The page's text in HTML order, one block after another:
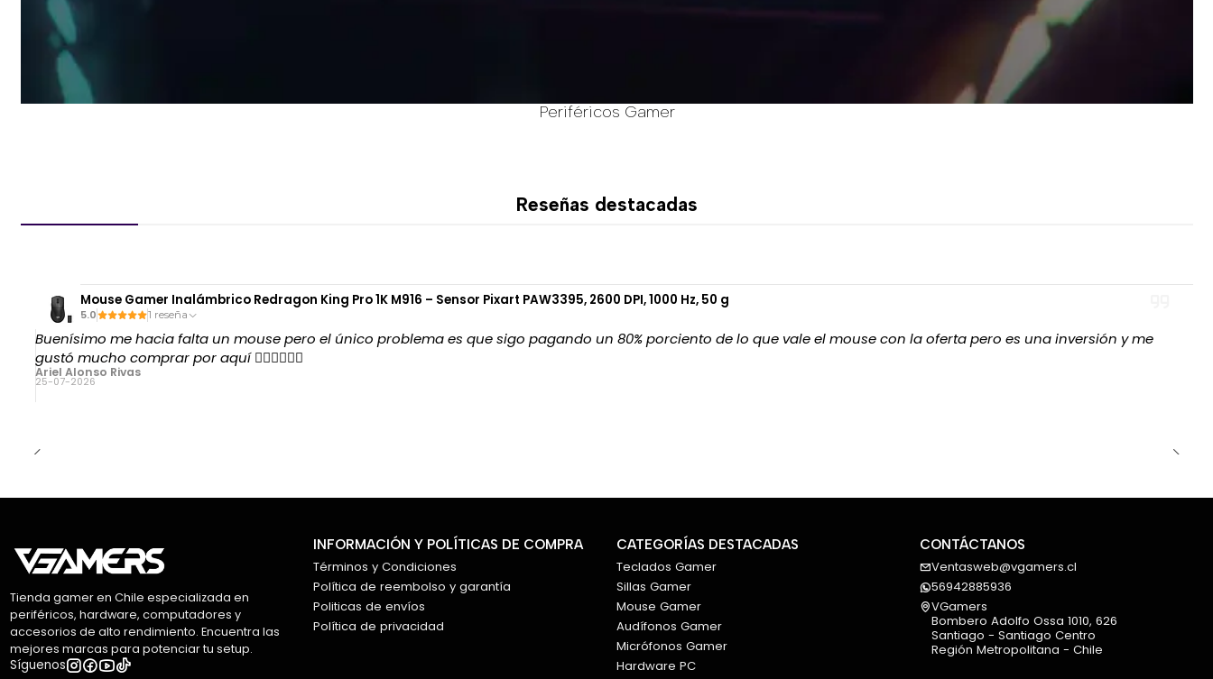
Periféricos Gamer
Reseñas destacadas
Mouse Gamer Inalámbrico Redragon King Pro 1K M916 – Sensor Pixart PAW3395, 2600 DPI, 1000 Hz, 50 g
5.0 1 reseña
Buenísimo me hacia falta un mouse pero el único problema es que sigo pagando un 80% porciento de lo que vale el mouse con la oferta pero es una inversión y me
gustó mucho comprar por aquí 👌🏻👌🏻👌🏻
Ariel Alonso Rivas
25-07-2026
Tienda gamer en Chile especializada en
periféricos, hardware, computadores y
accesorios de alto rendimiento. Encuentra las
mejores marcas para potenciar tu setup.
Síguenos
INFORMACIÓN Y POLÍTICAS DE COMPRA
Términos y Condiciones
Política de reembolso y garantía
Politicas de envíos
Política de privacidad
CATEGORÍAS DESTACADAS
Teclados Gamer
Sillas Gamer
Mouse Gamer
Audífonos Gamer
Micrófonos Gamer
Hardware PC
CONTÁCTANOS
Ventasweb@vgamers.cl
56942885936
VGamers
Bombero Adolfo Ossa 1010, 626
Santiago - Santiago Centro
Región Metropolitana - Chile